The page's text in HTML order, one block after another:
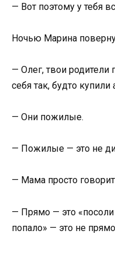
— Вот поэтому у тебя
Ночью Марина
— Олег, твои родители
себя так, будто купили
— Они пожилые.
— Пожилые — это не
— Мама просто
— Прямо — это «посоли
попало» — это не